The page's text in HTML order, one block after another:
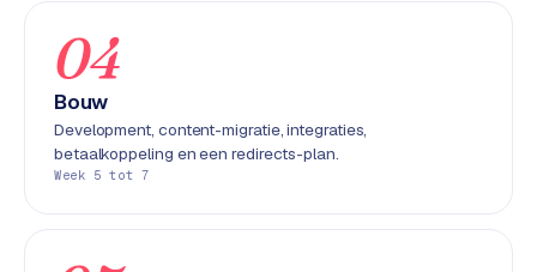
t
o
c
k
F
o
04
Bouw
Development, content-migratie, integraties,
betaalkoppeling en een redirects-plan.
Week 5 tot 7